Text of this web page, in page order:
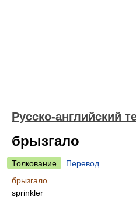
Русско-английский
брызгало
Толкование
Перевод
брызгало
sprinkler